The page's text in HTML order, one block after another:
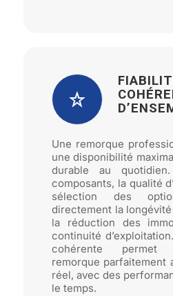
Une remorque
une disponibilité
durable au
composants, la qualité
sélection des
directement la longévité
la réduction des
continuité
cohérente permet
remorque parfaitement
réel, avec des
le temps.